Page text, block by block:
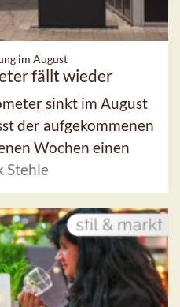
im August
fällt wieder
sinkt im August
der aufgekommenen
Wochen einen
Stehle